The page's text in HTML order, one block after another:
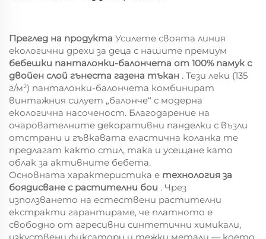
Преглед на продукта Усилете своята линия
екологични дрехи за деца с нашите премиум
бебешки панталонки-балончета от 100% памук с
двойен слой гънеста газена тъкан . Тези леки (135
г/м²) панталонки-балончета комбинират
винтажния силует „балонче“ с модерна
екологична насоченост. Благодарение на
очарователните декоративни панделки с възли
отстрани и гъвкавата еластична коланка те
предлагат както стил, така и усещане като
облак за активните бебета.
Основната характеристика е технология за
боядисване с растителни бои . Чрез
използването на естествени растителни
екстракти гарантираме, че платното е
свободно от агресивни синтетични химикали,